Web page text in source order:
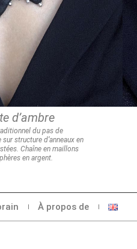
d’ambre
du pas de
sur structure d’anneaux en
Chaîne en maillons
en argent.
À propos de